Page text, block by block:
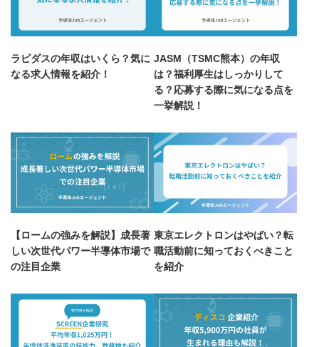
ラピダスの年収はいくら？気に
なる求人情報を紹介！
JASM（TSMC熊本）の年収
は？福利厚生はしっかりして
る？応募する際に気になる点を
一挙解説！
【ロームの強みを解説】成長著
しい次世代パワー半導体市場で
の注目企業
東京エレクトロンはやばい？転
職活動前に知っておくべきこと
を紹介